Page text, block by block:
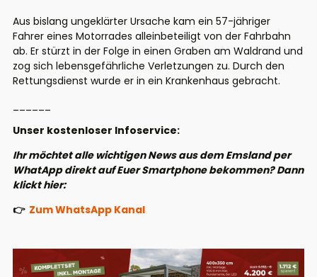
Aus bislang ungeklärter Ursache kam ein 57-jähriger
Fahrer eines Motorrades alleinbeteiligt von der Fahrbahn
ab. Er stürzt in der Folge in einen Graben am Waldrand und
zog sich lebensgefährliche Verletzungen zu. Durch den
Rettungsdienst wurde er in ein Krankenhaus gebracht.
Unser kostenloser Infoservice:
Ihr möchtet alle wichtigen News aus dem Emsland per
WhatApp direkt auf Euer Smartphone bekommen? Dann
klickt hier:
👉 Zum WhatsApp Kanal